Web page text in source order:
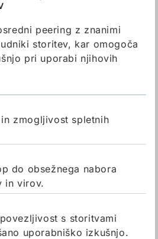
peering z znanimi
storitev, kar omogoča
pri uporabi njihovih
zmogljivost spletnih
do obsežnega nabora
in virov.
s storitvami
uporabniško izkušnjo.